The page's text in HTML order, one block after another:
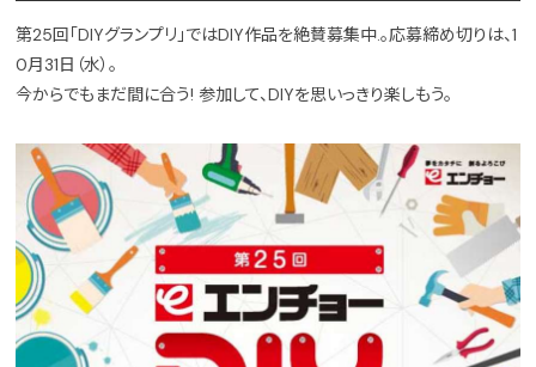
第25回「DIYグランプリ」ではDIY作品を絶賛募集中.。応募締め切りは、1
0月31日（水）。
今からでもまだ間に合う! 参加して、DIYを思いっきり楽しもう。